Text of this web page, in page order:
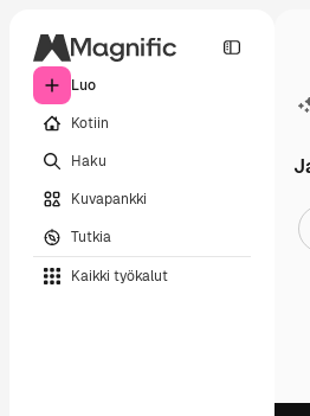
Luo
Kotiin
Haku
Kuvapankki
Tutkia
Kaikki työkalut